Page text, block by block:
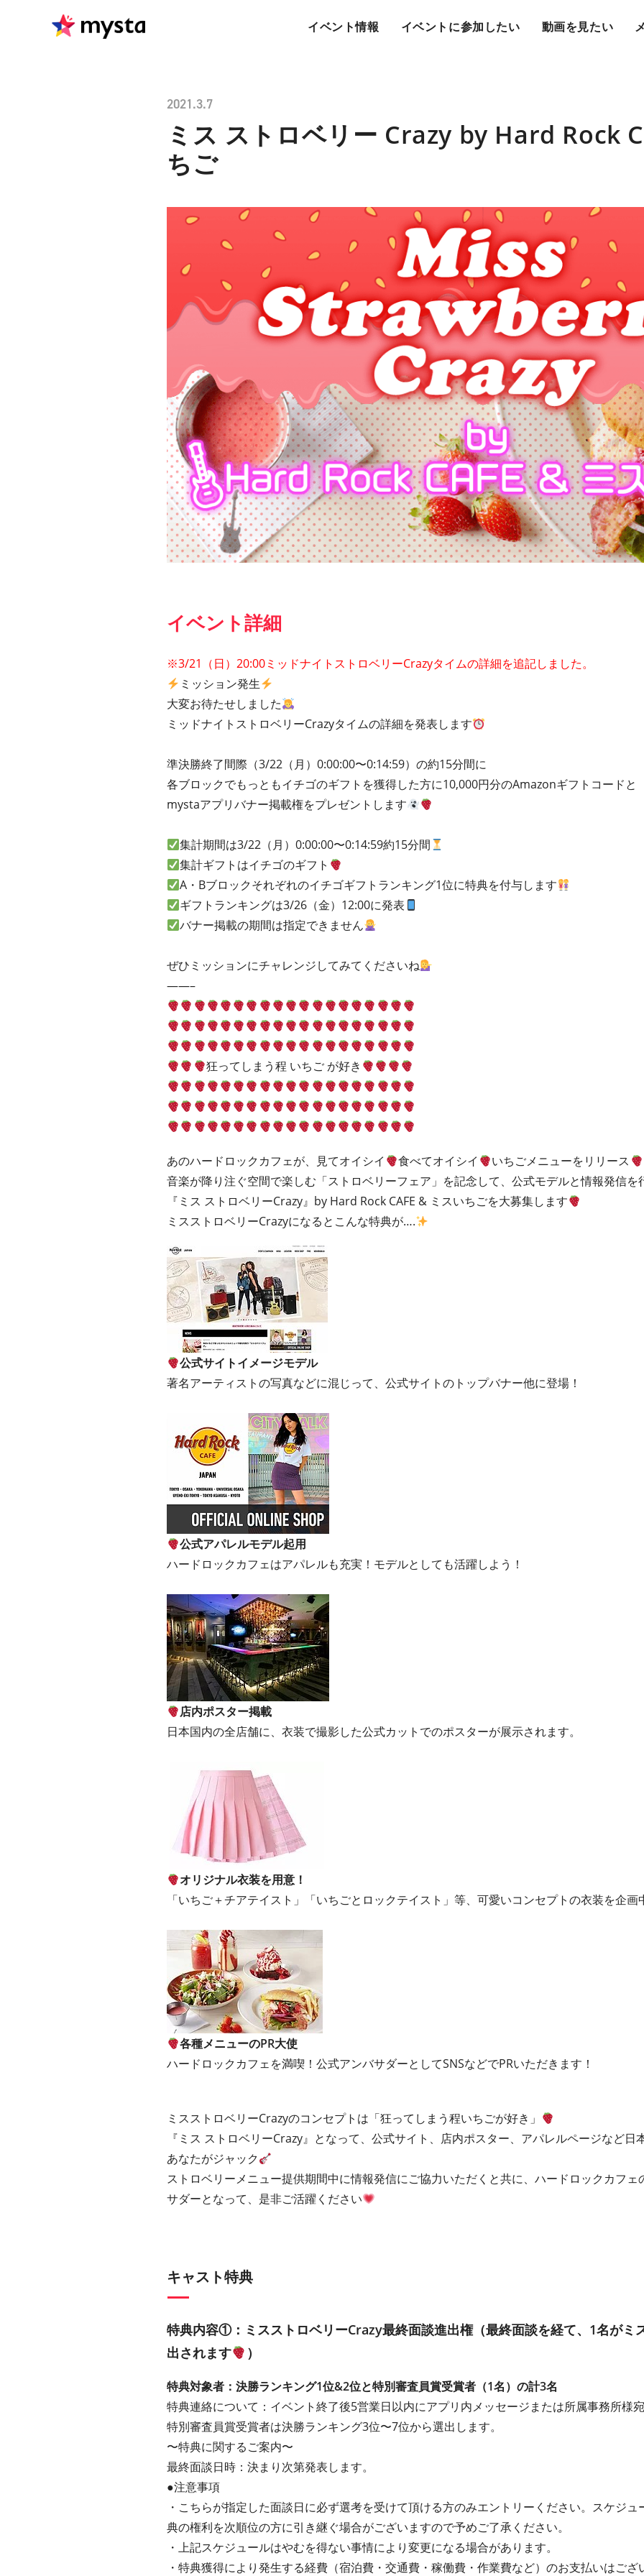
イベント情報 イベントに参加したい 動画を見たい
2021.3.7
ミス ストロベリー Crazy by Hard Rock
ちご
イベント詳細
※3/21（日）20:00ミッドナイトストロベリーCrazyタイムの詳細を追記しました。
ミッション発生
大変お待たせしました
ミッドナイトストロベリーCrazyタイムの詳細を発表します
準決勝終了間際（3/22（月）0:00:00〜0:14:59）の約15分間に
各ブロックでもっともイチゴのギフトを獲得した方に10,000円分のAmazonギフトコードと
mystaアプリバナー掲載権をプレゼントします
集計期間は3/22（月）0:00:00〜0:14:59約15分間
集計ギフトはイチゴのギフト
A・Bブロックそれぞれのイチゴギフトランキング1位に特典を付与します
ギフトランキングは3/26（金）12:00に発表
バナー掲載の期間は指定できません
ぜひミッションにチャレンジしてみてくださいね
——–
狂ってしまう程 いちご が好き
あのハードロックカフェが、見てオイシイ 食べてオイシイ
いちごメニューをリリース
音楽が降り注ぐ空間で楽しむ「ストロベリーフェア」を記念して、公式モデルと情報発信を
『ミス ストロベリーCrazy』by Hard Rock CAFE & ミスいちごを大募集します
ミスストロベリーCrazyになるとこんな特典が….
公式サイトイメージモデル
著名アーティストの写真などに混じって、公式サイトのトップバナー他に登場！
公式アパレルモデル起用
ハードロックカフェはアパレルも充実！モデルとしても活躍しよう！
店内ポスター掲載
日本国内の全店舗に、衣装で撮影した公式カットでのポスターが展示されます。
オリジナル衣装を用意！
「いちご＋チアテイスト」「いちごとロックテイスト」等、可愛いコンセプトの衣装を企画
各種メニューのPR大使
ハードロックカフェを満喫！公式アンバサダーとしてSNSなどでPRいただきます！
ミスストロベリーCrazyのコンセプトは「狂ってしまう程いちごが好き」
『ミス ストロベリーCrazy』となって、公式サイト、店内ポスター、アパレルページなど
あなたがジャック
ストロベリーメニュー提供期間中に情報発信にご協力いただくと共に、ハードロックカフ
サダーとなって、是非ご活躍ください
キャスト特典
特典内容①：ミスストロベリーCrazy最終面談進出権（最終面談を経て、1名がミ
出されます
）
特典対象者：決勝ランキング1位&2位と特別審査員賞受賞者（1名）の計3名
特典連絡について：イベント終了後5営業日以内にアプリ内メッセージまたは所属事務所様
特別審査員賞受賞者は決勝ランキング3位〜7位から選出します。
〜特典に関するご案内〜
最終面談日時：決まり次第発表します。
●注意事項
・こちらが指定した面談日に必ず選考を受けて頂ける方のみエントリーください。スケジ
典の権利を次順位の方に引き継ぐ場合がございますので予めご了承ください。
・上記スケジュールはやむを得ない事情により変更になる場合があります。
・特典獲得により発生する経費（宿泊費・交通費・稼働費・作業費など）のお支払いはござ